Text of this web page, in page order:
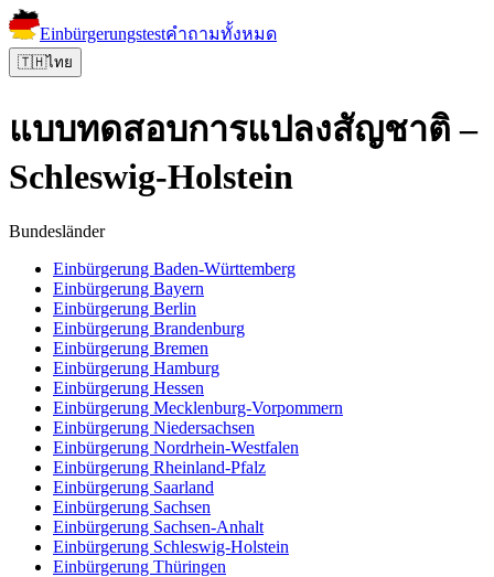
Einbürgerungstestคำถามทั้งหมด
🇹🇭ไทย
แบบทดสอบการแปลงสัญชาติ –
Schleswig-Holstein
Bundesländer
Einbürgerung Baden-Württemberg
Einbürgerung Bayern
Einbürgerung Berlin
Einbürgerung Brandenburg
Einbürgerung Bremen
Einbürgerung Hamburg
Einbürgerung Hessen
Einbürgerung Mecklenburg-Vorpommern
Einbürgerung Niedersachsen
Einbürgerung Nordrhein-Westfalen
Einbürgerung Rheinland-Pfalz
Einbürgerung Saarland
Einbürgerung Sachsen
Einbürgerung Sachsen-Anhalt
Einbürgerung Schleswig-Holstein
Einbürgerung Thüringen